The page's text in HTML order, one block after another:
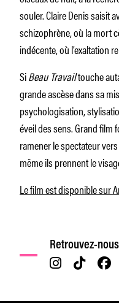
souler. Claire Denis saisit
schizophrène, où la mort
indécente, où l’exaltation
SiBeau Travailtouche
grande ascèse dans sa
psychologisation,
éveil des sens. Grand film
ramener le spectateur
même ils prennent le
Le film est disponible sur
Retrouvez-